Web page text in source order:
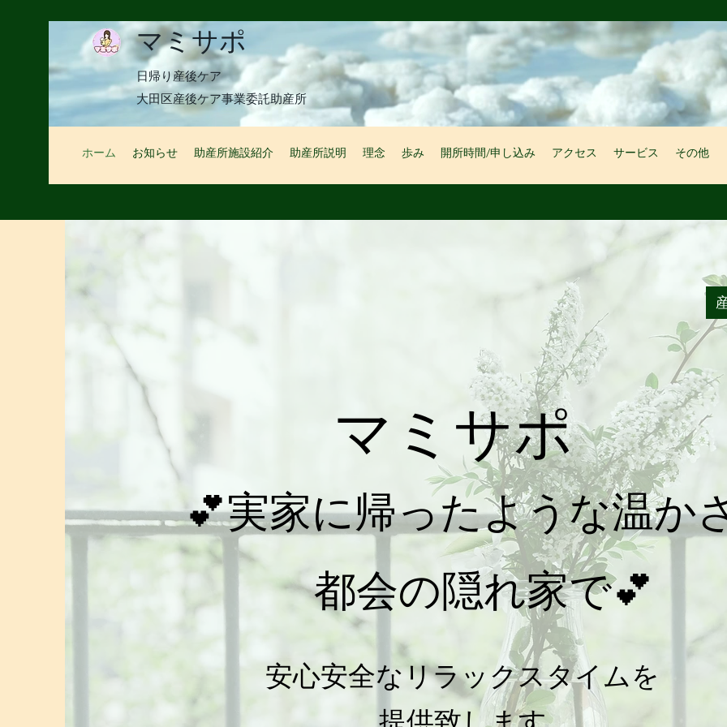
マミサポ
日帰り産後ケア
​大田区産後ケア事業委託助産所
ホーム お知らせ 助産所施設紹介 助産所説明 理念 歩み 開所時間/申し込み アクセス サービス その他
マミサポ
​💕実家に帰ったような温か
​​都会の隠​れ家で💕
安心安全なリラックスタイムを